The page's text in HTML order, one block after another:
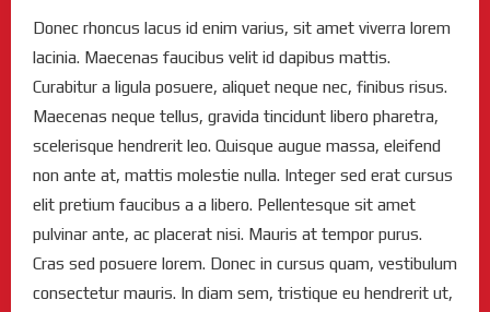
Donec rhoncus lacus id enim varius, sit amet viverra lorem
lacinia. Maecenas faucibus velit id dapibus mattis.
Curabitur a ligula posuere, aliquet neque nec, finibus risus.
Maecenas neque tellus, gravida tincidunt libero pharetra,
scelerisque hendrerit leo. Quisque augue massa, eleifend
non ante at, mattis molestie nulla. Integer sed erat cursus
elit pretium faucibus a a libero. Pellentesque sit amet
pulvinar ante, ac placerat nisi. Mauris at tempor purus.
Cras sed posuere lorem. Donec in cursus quam, vestibulum
consectetur mauris. In diam sem, tristique eu hendrerit ut,